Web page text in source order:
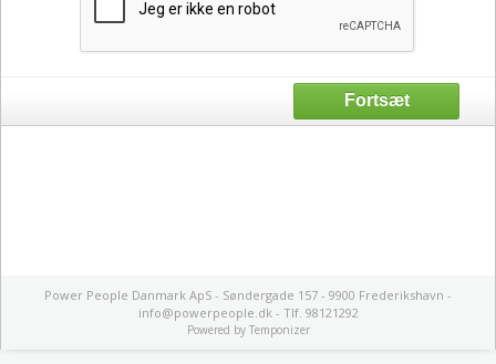
Power People Danmark ApS - Søndergade 157 - 9900 Frederikshavn -
info@powerpeople.dk - Tlf. 98121292
Powered by Temponizer